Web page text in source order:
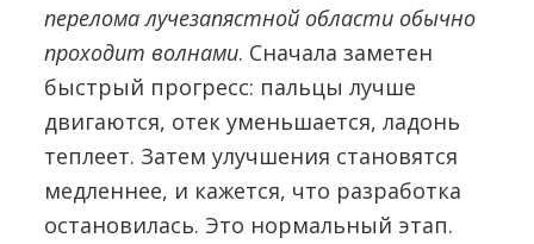
перелома лучезапястной области обычно
проходит волнами. Сначала заметен
быстрый прогресс: пальцы лучше
двигаются, отек уменьшается, ладонь
теплеет. Затем улучшения становятся
медленнее, и кажется, что разработка
остановилась. Это нормальный этап.